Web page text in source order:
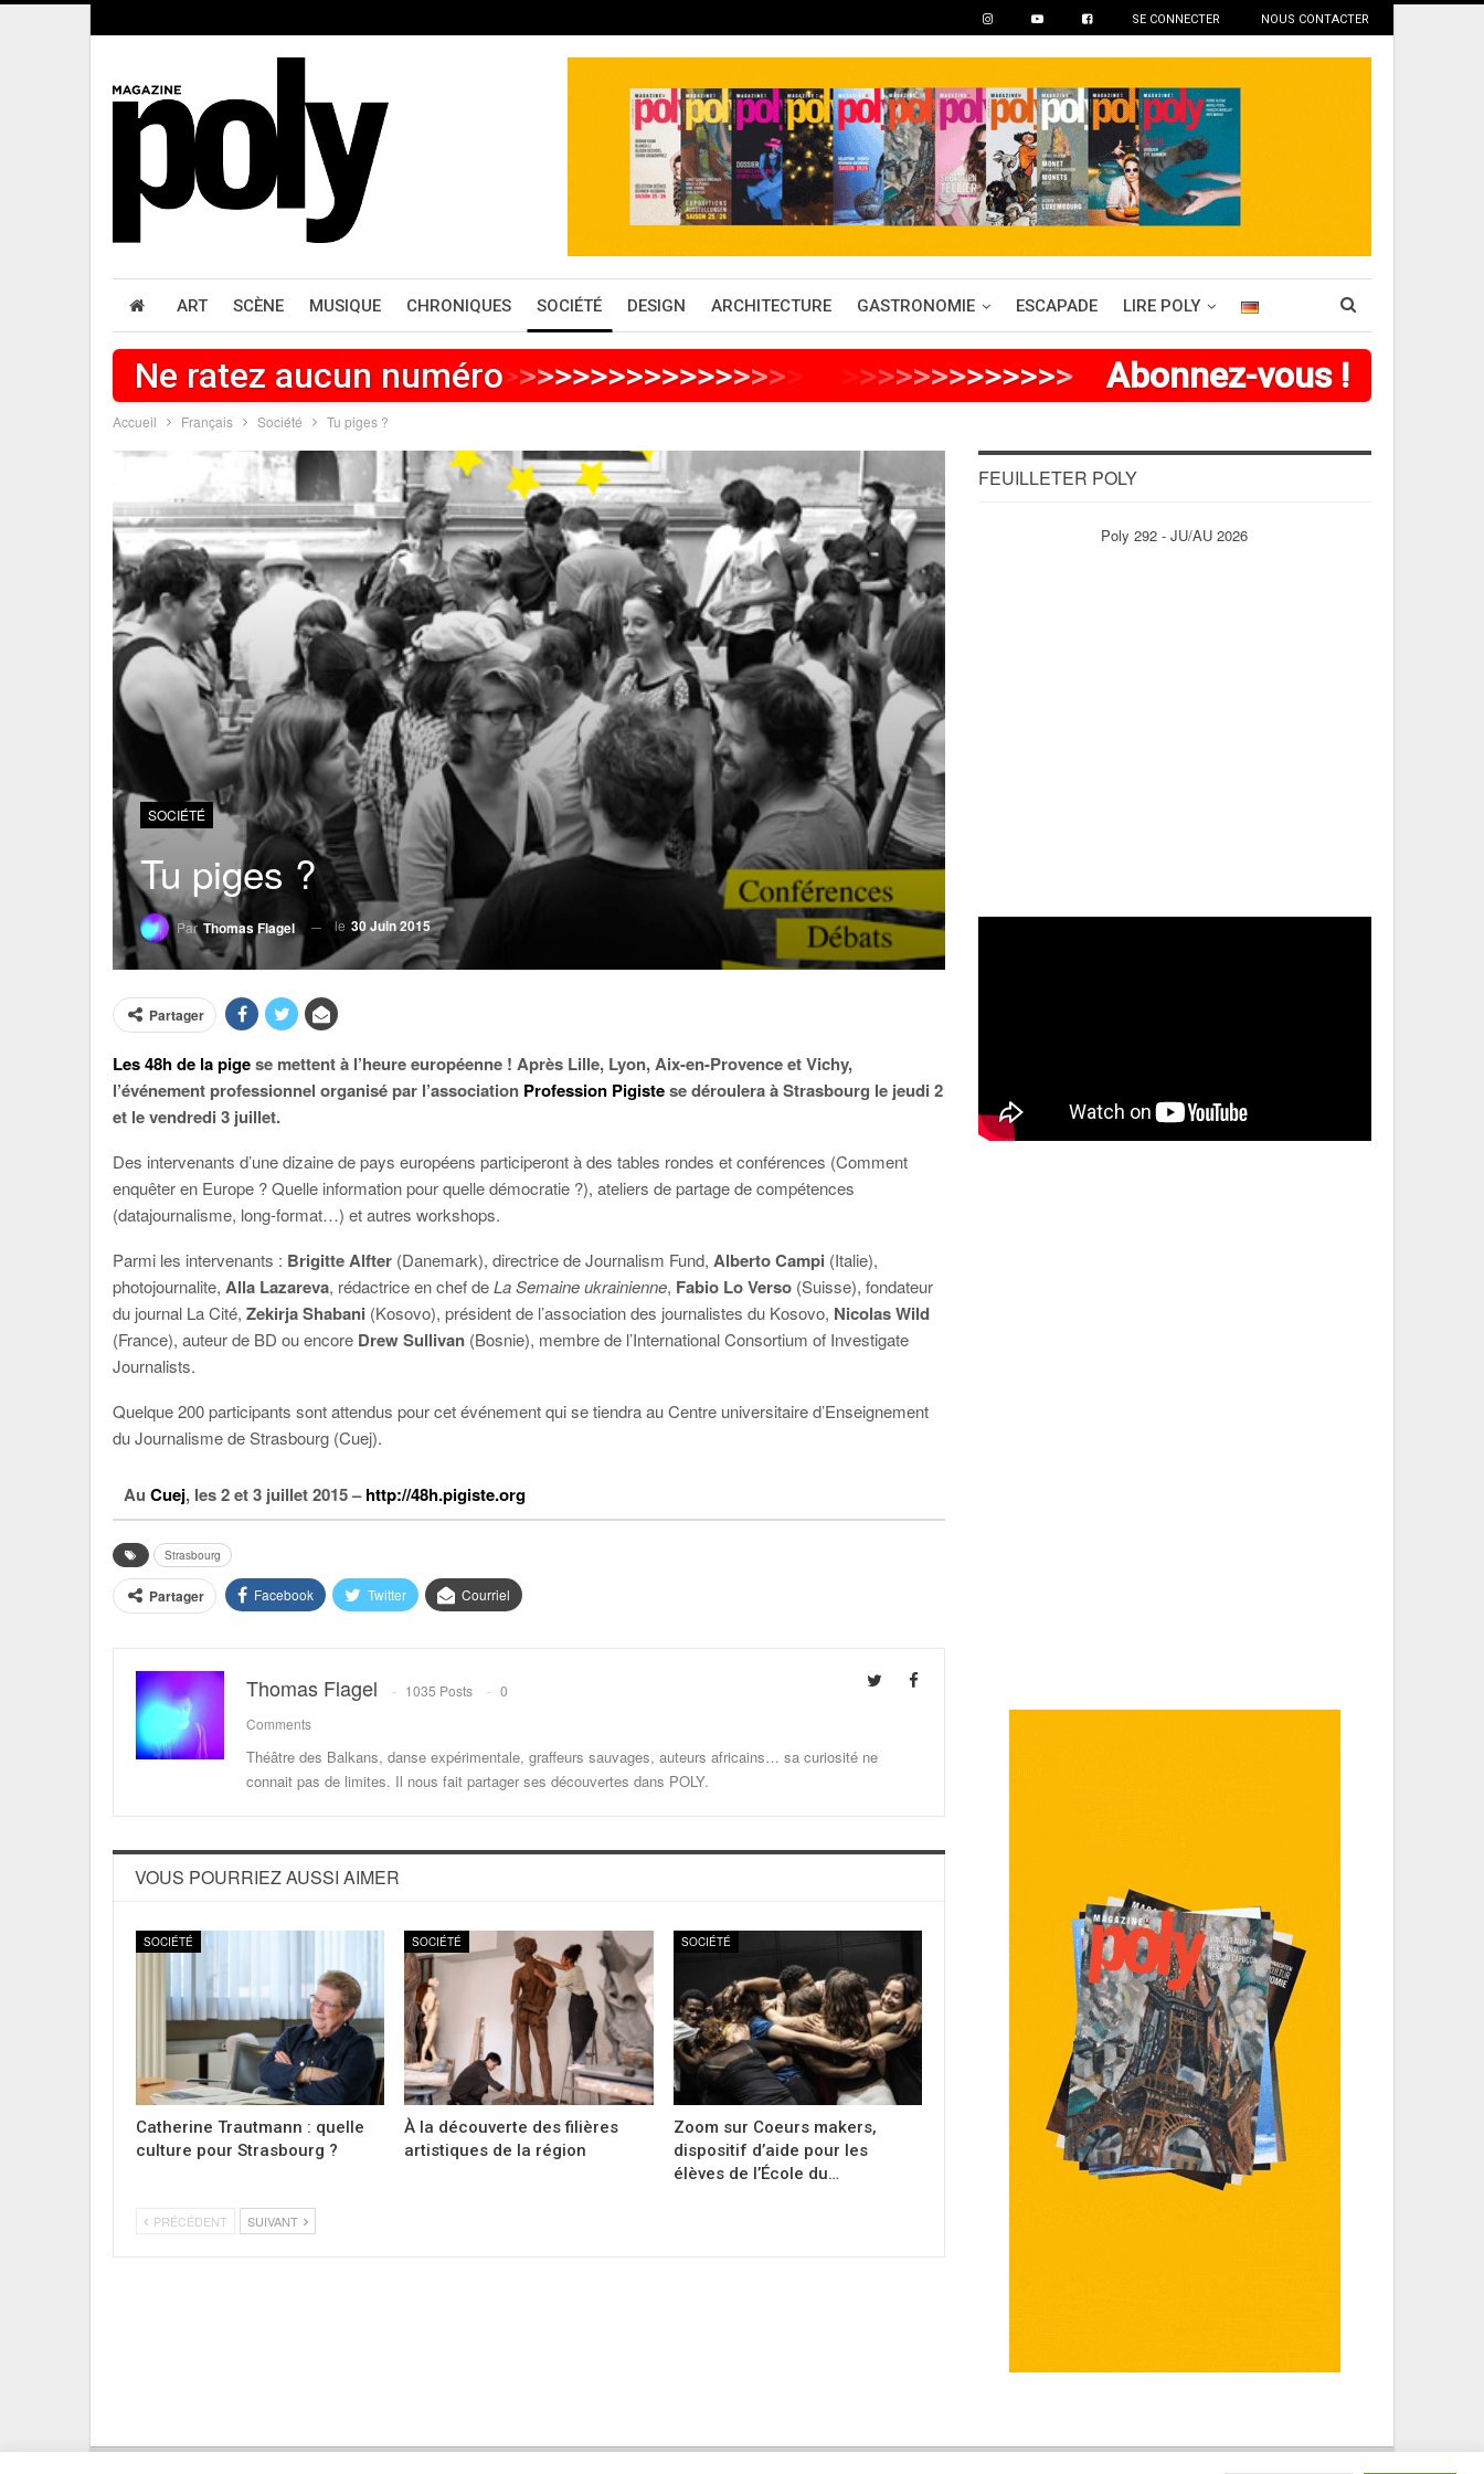
SE CONNECTER NOUS CONTACTER
ART SCÈNE MUSIQUE CHRONIQUES SOCIÉTÉ DESIGN ARCHITECTURE GASTRONOMIE ESCAPADE LIRE POLY
Ne ratez aucun numéro>>>>>>>>>>>>>>>> >>>>> >>>>>> Abonnez-vous !
Accueil Français Société Tu piges ?
SOCIÉTÉ
Tu piges ?
Par Thomas Flagel le 30 Juin 2015
Partager
Les 48h de la pigese mettent à l’heure européenne ! Après Lille, Lyon, Aix-en-Provence et Vichy,
l’événement professionnel organisé par l’association Profession Pigistese déroulera à Strasbourg le jeudi 2
et le vendredi 3 juillet.
Des intervenants d’une dizaine de pays européens participeront à des tables rondes et conférences (Comment
enquêter en Europe ? Quelle information pour quelle démocratie ?), ateliers de partage de compétences
(datajournalisme, long-format…) et autres workshops.
Parmi les intervenants : Brigitte Alfter (Danemark), directrice de Journalism Fund, Alberto Campi (Italie),
photojournalite, Alla Lazareva, rédactrice en chef deLa Semaine ukrainienne, Fabio Lo Verso (Suisse), fondateur
du journal La Cité, Zekirja Shabani (Kosovo), président de l’association des journalistes du Kosovo, Nicolas Wild
(France), auteur de BD ou encore Drew Sullivan (Bosnie), membre de l’International Consortium of Investigate
Journalists.
Quelque 200 participants sont attendus pour cet événement qui se tiendra au Centre universitaire d’Enseignement
du Journalisme de Strasbourg (Cuej).
Au Cuej, les 2 et 3 juillet 2015 –http://48h.pigiste.org
Strasbourg
Partager Facebook Twitter Courriel
Thomas Flagel 1035 Posts
0
Comments
Théâtre des Balkans, danse expérimentale, graffeurs sauvages, auteurs africains… sa curiosité ne
connait pas de limites. Il nous fait partager ses découvertes dans POLY.
VOUS POURRIEZ AUSSI AIMER
SOCIÉTÉ
Catherine Trautmann : quelle
culture pour Strasbourg ?
SOCIÉTÉ
À la découverte des filières
artistiques de la région
SOCIÉTÉ
Zoom sur Coeurs makers,
dispositif d’aide pour les
élèves de l’École du…
PRÉCÉDENT SUIVANT
FEUILLETER POLY
Poly 292 - JU/AU 2026